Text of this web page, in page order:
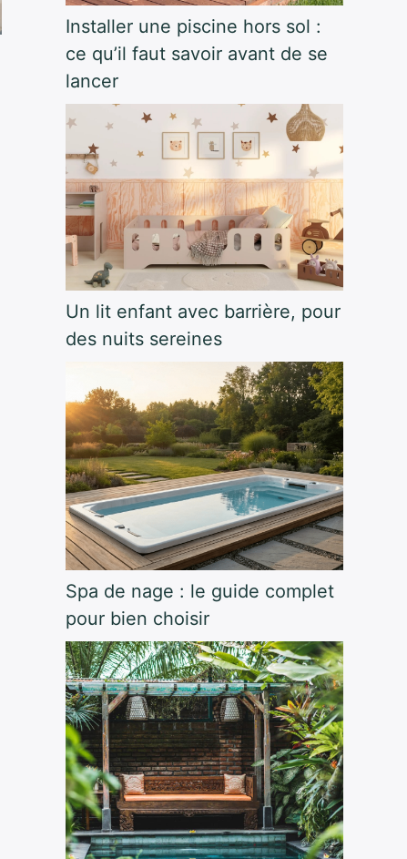
Installer une piscine hors sol :
ce qu’il faut savoir avant de se
lancer
Un lit enfant avec barrière, pour
des nuits sereines
Spa de nage : le guide complet
pour bien choisir